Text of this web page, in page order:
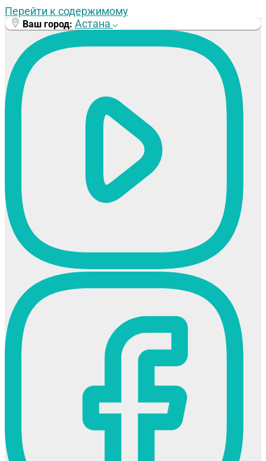
Перейти к содержимому
Ваш город: Астана